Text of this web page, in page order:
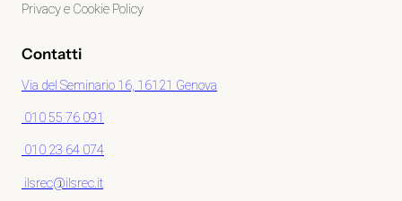
Privacy e Cookie Policy
Contatti
Via del Seminario 16, 16121 Genova
010 55 76 091
010 23 64 074
ilsrec@ilsrec.it